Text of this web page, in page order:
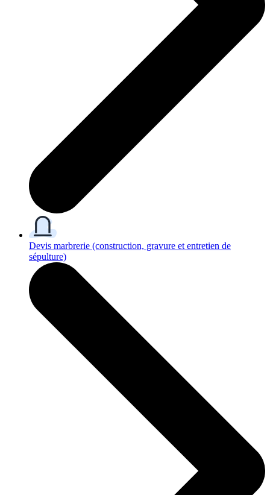
Devis marbrerie (construction, gravure et entretien de
sépulture)